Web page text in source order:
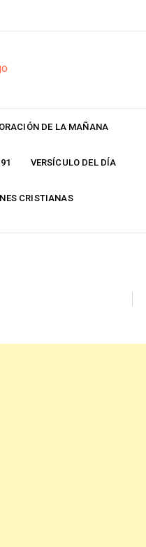
ORACIÓN DE LA MAÑANA
VERSÍCULO DEL DÍA
CRISTIANAS